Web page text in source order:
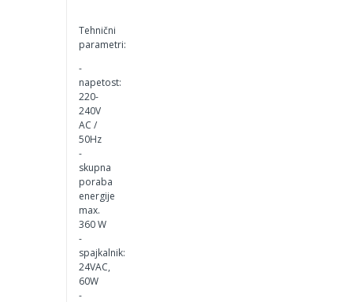
Tehnični
parametri:
-
napetost:
220-
240V
AC /
50Hz
-
skupna
poraba
energije
max.
360 W
-
spajkalnik:
24VAC,
60W
-